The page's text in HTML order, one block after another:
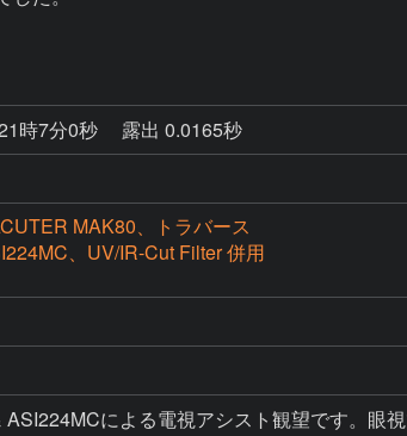
時7分0秒
露出 0.0165秒
MAK80、トラバース
、UV/IR-Cut Filter 併用
による電視アシスト観望です。眼